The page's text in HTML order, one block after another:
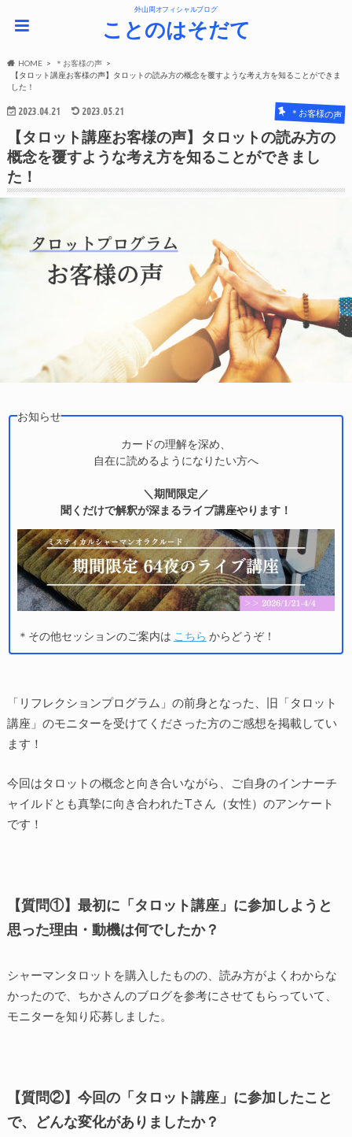
外山周オフィシャルブログ
ことのはそだて
HOME
＊お客様の声
【タロット講座お客様の声】タロットの読み方の概念を覆すような考え方を知ることができま
した！
2023.04.21 2023.05.21 ＊お客様の声
【タロット講座お客様の声】タロットの読み方の
概念を覆すような考え方を知ることができまし
た！
お知らせ
カードの理解を深め、
自在に読めるようになりたい方へ
＼期間限定／
聞くだけで解釈が深まるライブ講座やります！
＊その他セッションのご案内は こちら からどうぞ！
「リフレクションプログラム」の前身となった、旧「タロット
講座」のモニターを受けてくださった方のご感想を掲載してい
ます！
今回はタロットの概念と向き合いながら、ご自身のインナーチ
ャイルドとも真摯に向き合われたTさん（女性）のアンケート
です！
【質問①】最初に「タロット講座」に参加しようと
思った理由・動機は何でしたか？
シャーマンタロットを購入したものの、読み方がよくわからな
かったので、ちかさんのブログを参考にさせてもらっていて、
モニターを知り応募しました。
【質問②】今回の「タロット講座」に参加したこと
で、どんな変化がありましたか？